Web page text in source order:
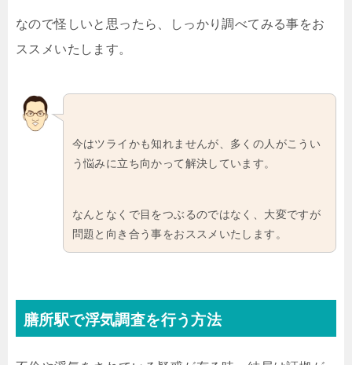
なので怪しいと思ったら、しっかり調べてみる事をお
ススメいたします。
今はツライかも知れませんが、多くの人がこうい
う悩みに立ち向かって解決しています。
なんとなくで目をつぶるのではなく、大変ですが
問題と向き合う事をおススメいたします。
膳所駅で浮気調査を行う方法